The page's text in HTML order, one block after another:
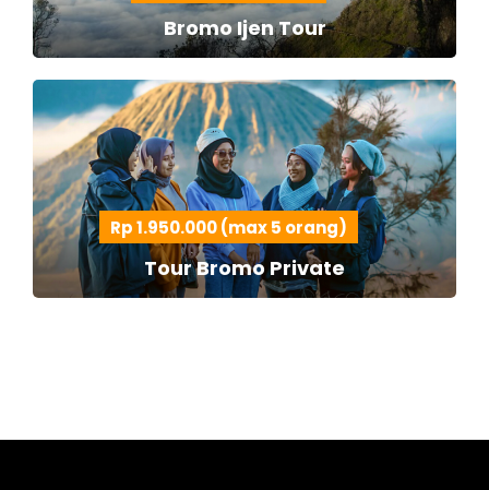
Bromo Ijen Tour
Rp 1.950.000 (max 5 orang)
Tour Bromo Private